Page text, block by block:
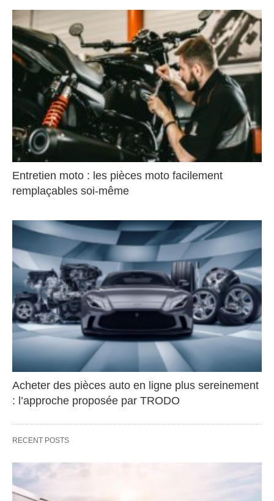
Entretien moto : les pièces moto facilement
remplaçables soi-même
Acheter des pièces auto en ligne plus sereinement
: l’approche proposée par TRODO
RECENT POSTS